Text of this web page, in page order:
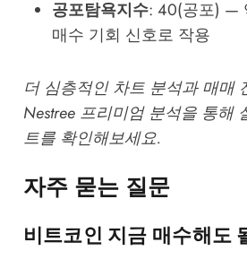
공포탐욕지수: 40(공포) —
매수 기회 신호로 작용
더 심층적인 차트 분석과 매매
Nestree 프리미엄 분석을 통해
트를 확인해보세요.
자주 묻는 질문
비트코인 지금 매수해도